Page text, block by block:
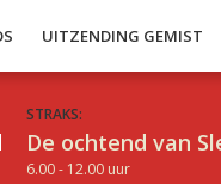
UITZENDING GEMIST
STRAKS:
De ochtend van
6.00 - 12.00 uur